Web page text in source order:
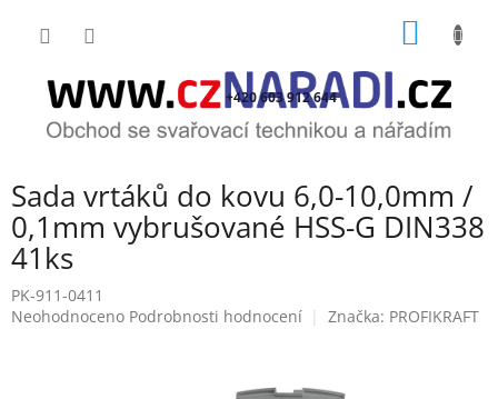
+420 603 912 644
Sada vrtáků do kovu 6,0-10,0mm /
0,1mm vybrušované HSS-G DIN338
41ks
PK-911-0411
Průměrné
Neohodnoceno Podrobnosti hodnocení Značka: PROFIKRAFT